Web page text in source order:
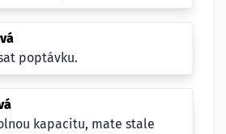
poptávku.
kapacitu, mate stale